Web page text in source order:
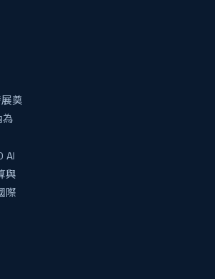
奠
為
AI
與
際